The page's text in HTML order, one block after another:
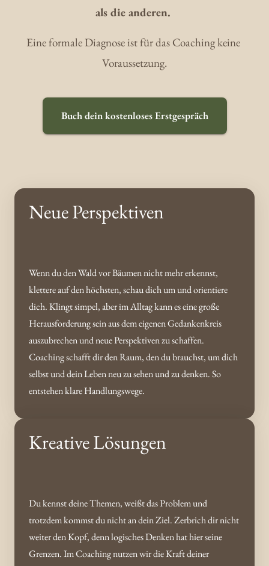
als die anderen.
Eine formale Diagnose ist für das Coaching keine
Voraussetzung.
Buch dein kostenloses Erstgespräch
Neue Perspektiven
Wenn du den Wald vor Bäumen nicht mehr erkennst,
klettere auf den höchsten, schau dich um und orientiere
dich. Klingt simpel, aber im Alltag kann es eine große
Herausforderung sein aus dem eigenen Gedankenkreis
auszubrechen und neue Perspektiven zu schaffen.
Coaching schafft dir den Raum, den du brauchst, um dich
selbst und dein Leben neu zu sehen und zu denken. So
entstehen klare Handlungswege.
Kreative Lösungen
Du kennst deine Themen, weißt das Problem und
trotzdem kommst du nicht an dein Ziel. Zerbrich dir nicht
weiter den Kopf, denn logisches Denken hat hier seine
Grenzen. Im Coaching nutzen wir die Kraft deiner